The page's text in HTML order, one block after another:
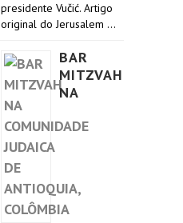
presidente Vučić. Artigo
original do Jerusalem …
BAR
MITZVAH
NA